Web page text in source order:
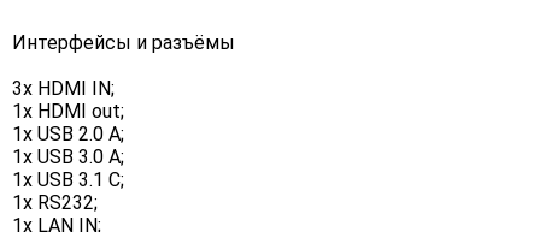
Интерфейсы и разъёмы
3x HDMI IN;
1x HDMI out;
1x USB 2.0 A;
1x USB 3.0 A;
1x USB 3.1 C;
1x RS232;
1x LAN IN;